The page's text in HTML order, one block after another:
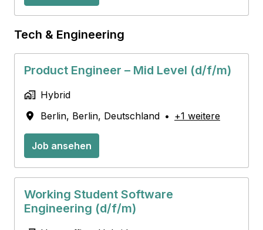
Tech & Engineering
Product Engineer – Mid Level (d/f/m)
Hybrid
Berlin, Berlin, Deutschland • +1 weitere
Job ansehen
Working Student Software
Engineering (d/f/m)